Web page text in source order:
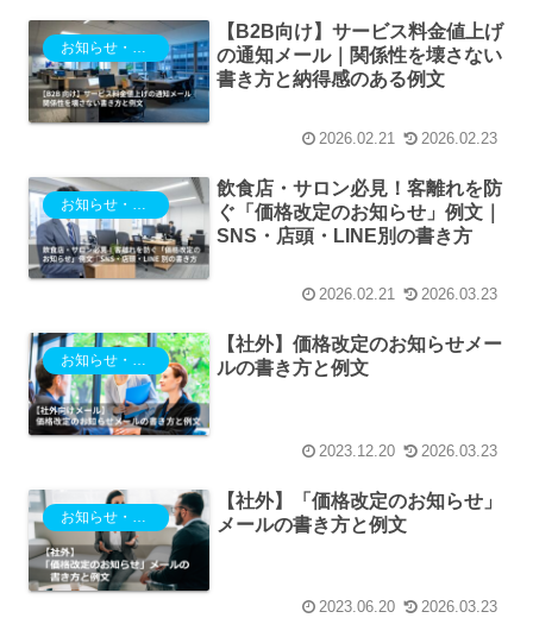
お知らせ・ご案内
【B2B向け】サービス料金値上げ
の通知メール｜関係性を壊さない
書き方と納得感のある例文
2026.02.21 2026.02.23
飲食店・サロン必見！客離れを防
ぐ「価格改定のお知らせ」例文｜
SNS・店頭・LINE別の書き方
2026.02.21 2026.03.23
お知らせ・ご案内
【社外】価格改定のお知らせメー
ルの書き方と例文
2023.12.20 2026.03.23
【社外】「価格改定のお知らせ」
メールの書き方と例文
2023.06.20 2026.03.23